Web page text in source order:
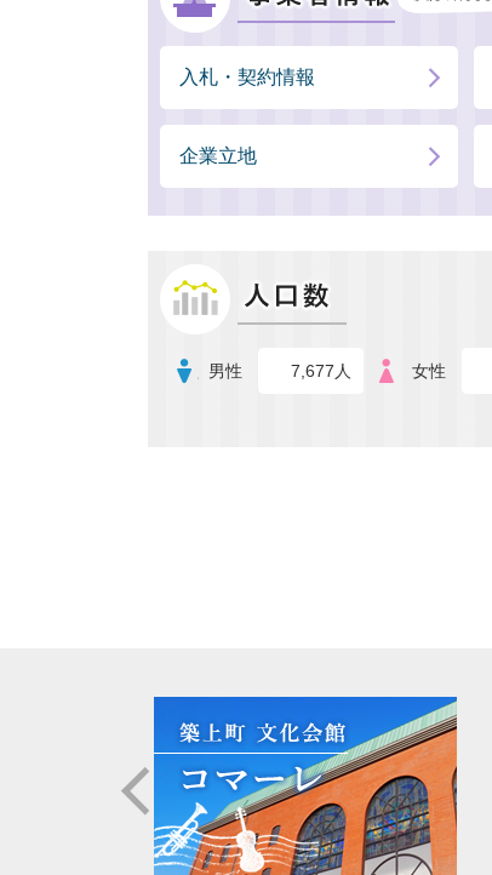
入札・契約情報
企業立地
男性 7,677人 女性